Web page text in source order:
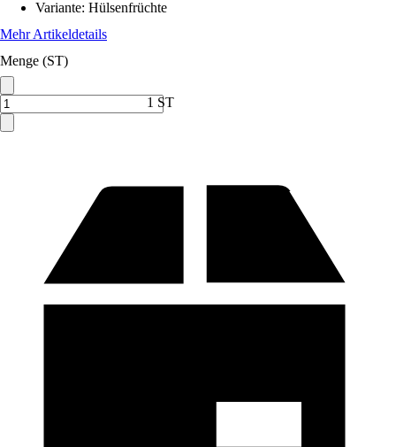
Variante: Hülsenfrüchte
Mehr Artikeldetails
Menge (ST)
1 ST